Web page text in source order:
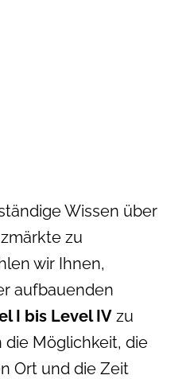
Wissen über
zu
wir Ihnen,
aufbauenden
I bis Level IV zu
die Möglichkeit, die
Ort und die Zeit